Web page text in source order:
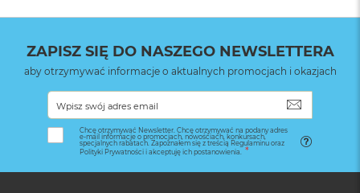
ZAPISZ SIĘ DO NASZEGO NEWSLETTERA
aby otrzymywać informacje o aktualnych promocjach i okazjach
Chcę otrzymywać Newsletter. Chcę otrzymywać na podany adres
e-mail informacje o promocjach, nowościach, konkursach,
specjalnych rabatach. Zapoznałem się z treścią Regulaminu oraz
Polityki Prywatności i akceptuję ich postanowienia.